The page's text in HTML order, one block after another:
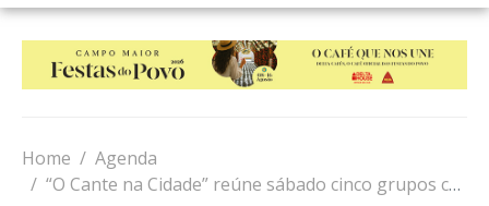
Home
Agenda
“O Cante na Cidade” reúne sábado cinco grupos corais em Reguengos